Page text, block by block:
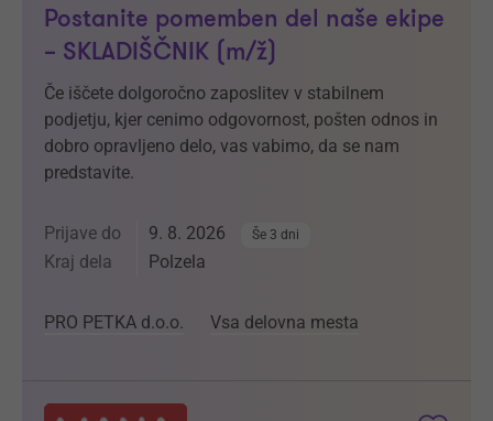
Postanite pomemben del naše ekipe
– SKLADIŠČNIK (m/ž)
Če iščete dolgoročno zaposlitev v stabilnem
podjetju, kjer cenimo odgovornost, pošten odnos in
dobro opravljeno delo, vas vabimo, da se nam
predstavite.
Prijave do 9. 8. 2026 Še 3 dni
Kraj dela Polzela
PRO PETKA d.o.o. Vsa delovna mesta